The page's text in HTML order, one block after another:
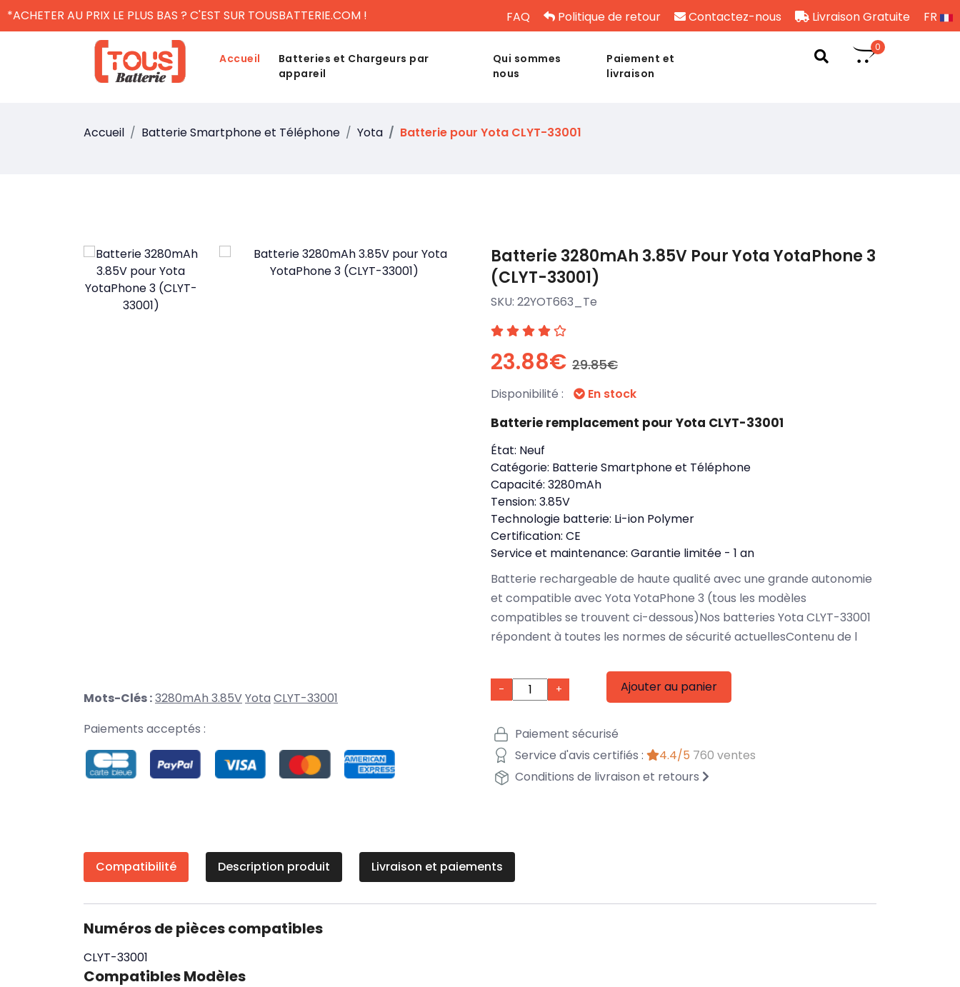
*ACHETER AU PRIX LE PLUS BAS ? C'EST SUR TOUSBATTERIE.COM ! FAQ Politique de retour Contactez-nous Livraison Gratuite FR
Accueil
Batteries et Chargeurs par
appareil
Qui sommes
nous
Paiement et
livraison
0
Accueil Batterie Smartphone et Téléphone Yota Batterie pour Yota CLYT-33001
Mots-Clés :3280mAh 3.85VYota CLYT-33001
Paiements acceptés :
Batterie 3280mAh 3.85V Pour Yota YotaPhone 3
(CLYT-33001)
SKU: 22YOT663_Te
23.88€ 29.85€
Disponibilité : En stock
Batterie remplacement pour Yota CLYT-33001
État: Neuf
Catégorie: Batterie Smartphone et Téléphone
Capacité: 3280mAh
Tension: 3.85V
Technologie batterie: Li-ion Polymer
Certification: CE
Service et maintenance: Garantie limitée - 1 an
Batterie rechargeable de haute qualité avec une grande autonomie
et compatible avec Yota YotaPhone 3 (tous les modèles
compatibles se trouvent ci-dessous)Nos batteries Yota CLYT-33001
répondent à toutes les normes de sécurité actuellesContenu de l
- + Ajouter au panier
Paiement sécurisé
Service d'avis certifiés :
4.4/5 760 ventes
Conditions de livraison et retours
Compatibilité Description produit Livraison et paiements
Numéros de pièces compatibles
CLYT-33001
Compatibles Modèles